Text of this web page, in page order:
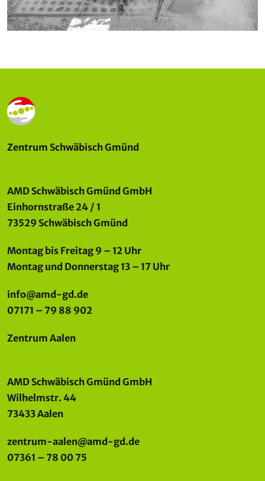
Zentrum Schwäbisch Gmünd
AMD Schwäbisch Gmünd GmbH
Einhornstraße 24 / 1
73529 Schwäbisch Gmünd
Montag bis Freitag 9 – 12 Uhr
Montag und Donnerstag 13 – 17 Uhr
info@amd-gd.de
07171 – 79 88 902
Zentrum Aalen
AMD Schwäbisch Gmünd GmbH
Wilhelmstr. 44
73433 Aalen
zentrum-aalen@amd-gd.de
07361 – 78 00 75